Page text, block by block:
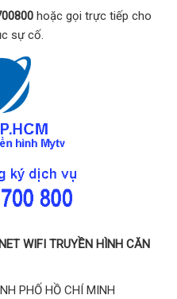
hoặc gọi trực tiếp cho
sự cố.
WIFI TRUYỀN HÌNH CĂN
PHỐ HỒ CHÍ MINH